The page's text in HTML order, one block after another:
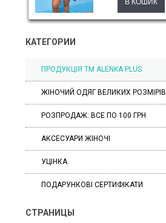
КАТЕГОРИИ
ПРОДУКЦІЯ ТМ ALENKA PLUS
ЖІНОЧИЙ ОДЯГ ВЕЛИКИХ РОЗМІРІВ
РОЗПРОДАЖ: ВСЕ ПО 100 ГРН
АКСЕСУАРИ ЖІНОЧІ
УЦІНКА
ПОДАРУНКОВІ СЕРТИФІКАТИ
СТРАНИЦЫ